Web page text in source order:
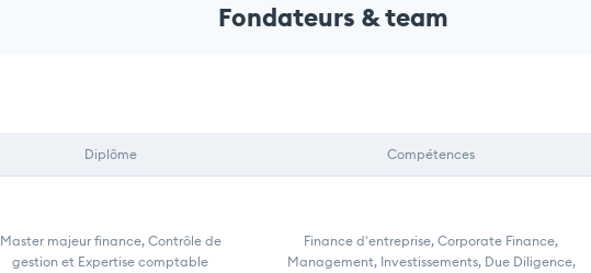
Fondateurs & team
Diplôme Compétences
Master majeur finance, Contrôle de
gestion et Expertise comptable
Finance d'entreprise, Corporate Finance,
Management, Investissements, Due Diligence,